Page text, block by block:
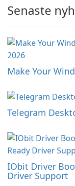
Senaste
Make Your
Telegram
IObit Driver
Driver Support